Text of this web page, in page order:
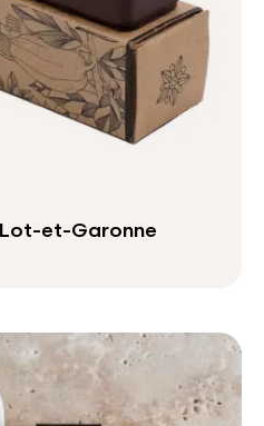
et-Garonne